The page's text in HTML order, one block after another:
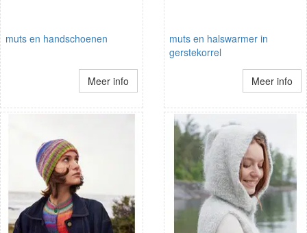
muts en handschoenen
Meer info
muts en halswarmer in
gerstekorrel
Meer info